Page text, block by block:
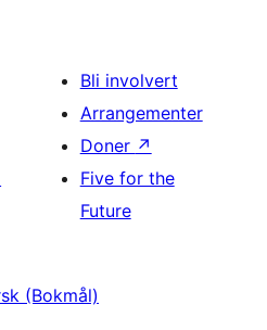
Bli involvert
Arrangementer
Doner ↗
Five for the
Future
(Bokmål)